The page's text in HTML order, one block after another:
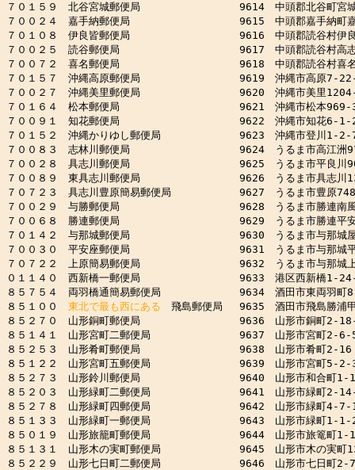
７０１５９　北谷宮城郵便局　　　　　　　　　 9614　中頭郡北谷町宮
７００２４　嘉手納郵便局　　　　　　　　　　 9615　中頭郡嘉手納町
７０１０８　伊良皆郵便局　　　　　　　　　　 9616　中頭郡読谷村伊
７００２５　読谷郵便局　　　　　　　　　　　 9617　中頭郡読谷村高
７００７２　喜名郵便局　　　　　　　　　　　 9618　中頭郡読谷村喜
７０１５７　沖縄高原郵便局　　　　　　　　　 9619　沖縄市高原7-
７００２７　沖縄美里郵便局　　　　　　　　　 9620　沖縄市美里
７０１６４　松本郵便局　　　　　　　　　　　 9621　沖縄市松本969-
７００９１　知花郵便局　　　　　　　　　　　 9622　沖縄市知花6-1-
７０１５２　沖縄かりゆし郵便局　　　　　　　 9623　沖縄市登川1-2-
７００８３　志林川郵便局　　　　　　　　　　 9624　うるま市高江洲
７００２８　具志川郵便局　　　　　　　　　　 9625　うるま市平良川
７００８９　東具志川郵便局　　　　　　　　　 9626　うるま市具志川
７０７２３　具志川豊原簡易郵便局　　　　　　 9627　うるま市豊原
７００２９　与勝郵便局　　　　　　　　　　　 9628　うるま市勝連南
７００６８　勝連郵便局　　　　　　　　　　　 9629　うるま市勝連平
７０１４２　与那城郵便局　　　　　　　　　　 9630　うるま市与那城
７００３０　平安座郵便局　　　　　　　　　　 9631　うるま市与那城
７０７２２　上原簡易郵便局　　　　　　　　　 9632　うるま市与那城
０１１４０　西新橋一郵便局　　　　　　　　　 9633　港区西新橋1-
８５７５４　両羽橋通簡易郵便局　　　　　　　 9634　酒田市東両羽町
８５１００ 東北で最も西にある 飛島郵便局　 9635　酒田市飛島勝浦
８５２７０　山形銅町郵便局　　　　　　　　　 9636　山形市銅町2-
８５１４１　山形宮町二郵便局　　　　　　　　 9637　山形市宮町2-6-
８５２５３　山形肴町郵便局　　　　　　　　　 9638　山形市肴町2-16
８５１２２　山形宮町五郵便局　　　　　　　　 9639　山形市宮町5-2-
８５２７３　山形鈴川郵便局　　　　　　　　　 9640　山形市和合町
８５２０３　山形緑町二郵便局　　　　　　　　 9641　山形市緑町2-
８５２７８　山形緑町四郵便局　　　　　　　　 9642　山形市緑町4-7-
８５１３３　山形緑町一郵便局　　　　　　　　 9643　山形市緑町1-1-
８５０１９　山形旅籠町郵便局　　　　　　　　 9644　山形市旅篭町
８５１３１　山形木の実町郵便局　　　　　　　 9645　山形市木の実町
８５２２９　山形七日町二郵便局　　　　　　　 9646　山形市七日町